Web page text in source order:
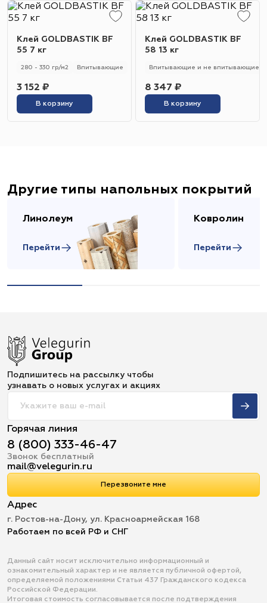
Клей GOLDBASTIK BF
55 7 кг
280 - 330 гр/м2 Впитывающие
3 152 ₽
В корзину
Клей GOLDBASTIK BF
58 13 кг
Впитывающие и не впитывающие
8 347 ₽
В корзину
Другие типы напольных покрытий
Линолеум
Перейти
Ковролин
Перейти
Подпишитесь на рассылку чтобы
узнавать о новых услугах и акциях
Горячая линия
8 (800) 333-46-47
Звонок бесплатный
mail@velegurin.ru
Перезвоните мне
Адрес
г. Ростов-на-Дону, ул. Красноармейская 168
Работаем по всей РФ и СНГ
Данный сайт носит исключительно информационный и
ознакомительный характер и не является публичной офертой,
определяемой положениями Статьи 437 Гражданского кодекса
Российской Федерации.
Итоговая стоимость согласовывается после подтверждения